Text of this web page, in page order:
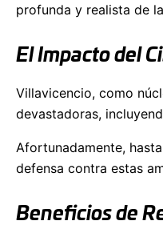
profunda y realista de
El Impacto del
Villavicencio, como
devastadoras,
Afortunadamente,
defensa contra estas
Beneficios de